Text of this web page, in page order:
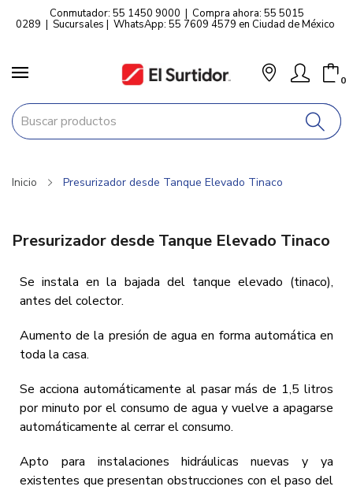
Conmutador: 55 1450 9000 | Compra ahora: 55 5015
0289 | Sucursales | WhatsApp: 55 7609 4579 en Ciudad de México
0
Inicio Presurizador desde Tanque Elevado Tinaco
Presurizador desde Tanque Elevado Tinaco
Se instala en la bajada del tanque elevado (tinaco),
antes del colector.
Aumento de la presión de agua en forma automática en
toda la casa.
Se acciona automáticamente al pasar más de 1,5 litros
por minuto por el consumo de agua y vuelve a apagarse
automáticamente al cerrar el consumo.
Apto para instalaciones hidráulicas nuevas y ya
existentes que presentan obstrucciones con el paso del